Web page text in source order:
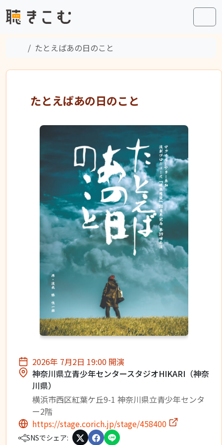
Home
たとえばあの日のこと
たとえばあの日のこと
2026年 7月2日 19:00 開演
神奈川県立青少年センタースタジオHIKARI（神奈
川県）
横浜市西区紅葉ケ丘9-1 神奈川県立青少年センタ
ー2階
https://stage.corich.jp/stage/458400
SNSでシェア: